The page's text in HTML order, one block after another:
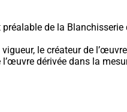
de la Blanchisserie
le créateur de
l’œuvre dérivée dans la